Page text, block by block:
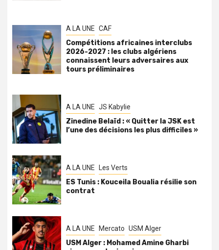
A LA UNE CAF
Compétitions africaines interclubs
2026-2027 : les clubs algériens
connaissent leurs adversaires aux
tours préliminaires
A LA UNE JS Kabylie
Zinedine Belaïd : « Quitter la JSK est
l’une des décisions les plus difficiles »
A LA UNE Les Verts
ES Tunis : Kouceila Boualia résilie son
contrat
A LA UNE Mercato USM Alger
USM Alger : Mohamed Amine Gharbi